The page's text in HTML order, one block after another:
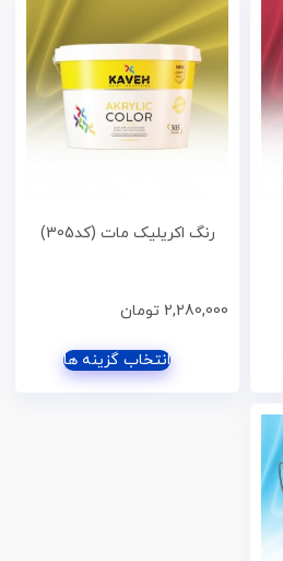
رنگ‌ اکریلیک مات (کد305)
2,280,000 تومان
انتخاب گزینه ها